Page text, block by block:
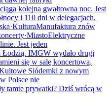
kolejna gwałtowna noc. Jest
i 110 dni w delegacjach.
·KulturaManufaktura znów
·MiastoElektryczne
Jest jeden
Łodzią. IMGW wydało drugi
się w salę koncertową.
Siódemki z nowym
Polsce nie
tamte prywatki? Dziś wrócą w